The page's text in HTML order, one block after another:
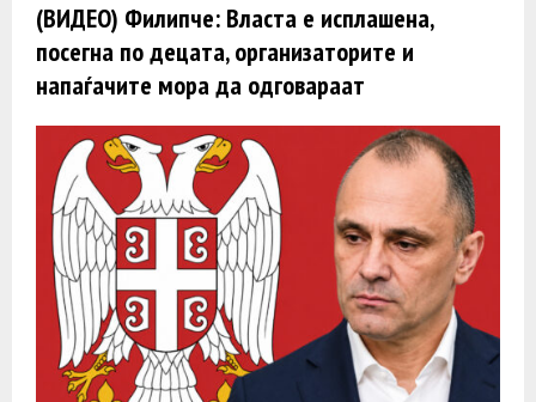
(ВИДЕО) Филипче: Власта е исплашена,
посегна по децата, организаторите и
напаѓачите мора да одговараат